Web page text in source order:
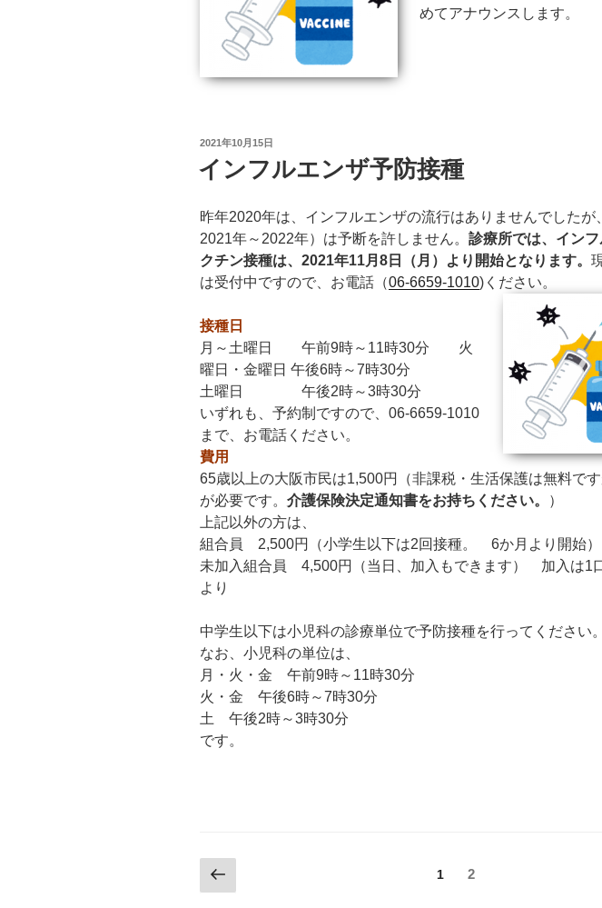
めてアナウンスします。
投
日:
2021年10月15日
インフルエンザ予防接種
昨年2020年は、インフルエンザの流行はありませんでしたが
2021年～2022年）は予断を許しません。 診療所では、イン
クチン接種は、2021年11月8日（月）より開始となります。
は受付中ですので、お電話（06-6659-1010)ください。
接種日
月～土曜日 午前9時～11時30分 火
曜日・金曜日 午後6時～7時30分
土曜日 午後2時～3時30分
いずれも、予約制ですので、06-6659-1010
まで、お電話ください。
費用
65歳以上の大阪市民は1,500円（非課税・生活保護は無料で
が必要です。 介護保険決定通知書をお持ちください。
）
上記以外の方は、
組合員 2,500円（小学生以下は2回接種。 6か月より開始）
未加入組合員 4,500円（当日、加入もできます） 加入は1
より
中学生以下は小児科の診療単位で予防接種を行ってください。
なお、小児科の単位は、
月・火・金 午前9時～11時30分
火・金 午後6時～7時30分
土 午後2時～3時30分
です。
投前
の
固
1
固
2